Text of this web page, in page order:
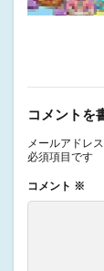
コメントを
メールアドレ
必須項目です
コメント ※